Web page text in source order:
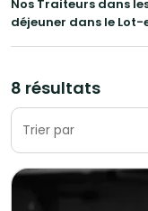
Nos Traiteurs dans
déjeuner dans le
8 résultats
Trier par